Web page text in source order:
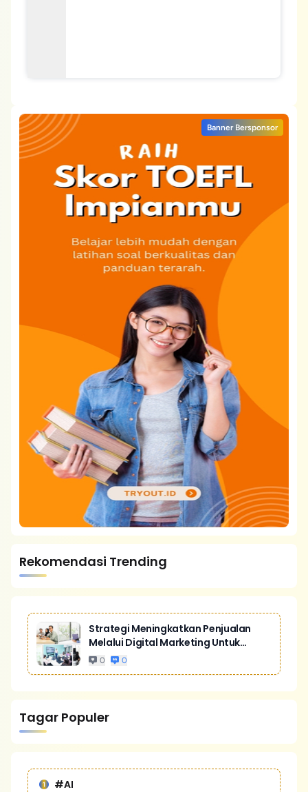
Banner Bersponsor
Rekomendasi Trending
Strategi Meningkatkan Penjualan
Melalui Digital Marketing Untuk
Bisnis Yang Lebih Kompetitif
0 0
Tagar Populer
#AI